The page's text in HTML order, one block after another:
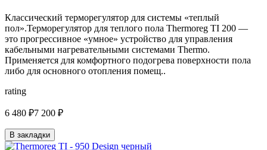
Классический терморегулятор для системы «теплый
пол».Терморегулятор для теплого пола Thermoreg TI 200 —
это прогрессивное «умное» устройство для управления
кабельными нагревательными системами Thermo.
Применяется для комфортного подогрева поверхности пола
либо для основного отопления помещ..
rating
6 480 ₽7 200 ₽
В закладки